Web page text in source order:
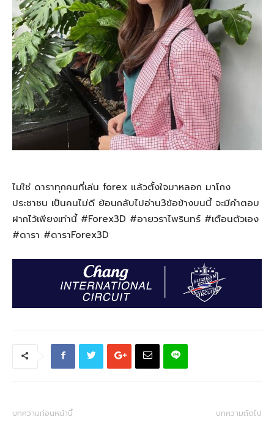
ไม่ใช่ ดาราทุกคนที่เล่น forex แล้วตั้งใจมาหลอก มาโกง
ประชาชน เป็นคนไม่ดี ย้อนกลับไปอ่าน3ข้อข้างบนนี้ จะมีคำตอบ
ฝากไว้เพียงเท่านี้ #Forex3D #อายวราไพรินทร์ #เตือนตัวเอง
#ดารา #ดาราForex3D
บทความก่อนหน้านี้ บทความถัดไป